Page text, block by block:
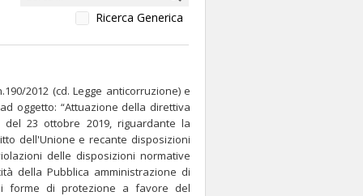
Ricerca Generica
2012 (cd. Legge anticorruzione) e
oggetto: “Attuazione della direttiva
del 23 ottobre 2019, riguardante la
dell'Unione e recante disposizioni
delle disposizioni normative
della Pubblica amministrazione di
forme di protezione a favore del